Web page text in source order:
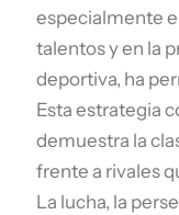
especialmente
talentos y en la
deportiva, ha
Esta estrategia
demuestra la
frente a rivales
La lucha, la